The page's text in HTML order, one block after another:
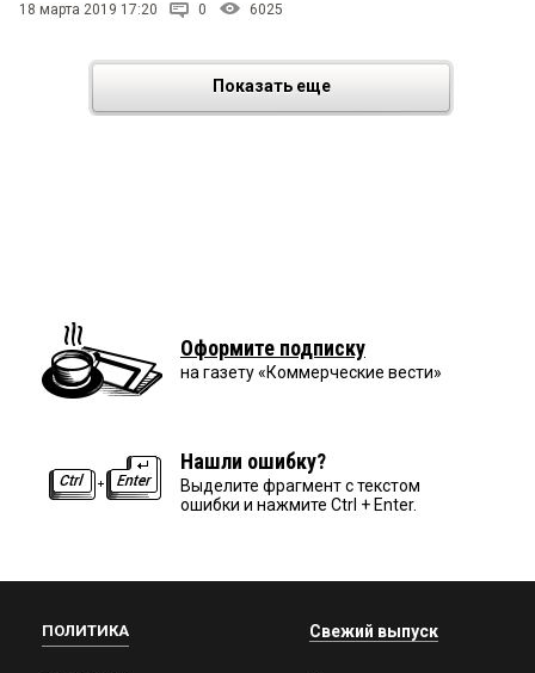
18 марта 2019 17:20 0 6025
Показать еще
Оформите подписку
на газету «Коммерческие вести»
Нашли ошибку?
Выделите фрагмент с текстом
ошибки и нажмите Ctrl + Enter.
ПОЛИТИКА Свежий выпуск